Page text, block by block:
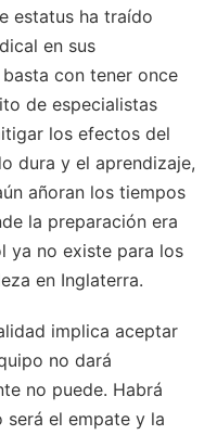
estatus ha traído
en sus
con tener once
de especialistas
los efectos del
dura y el aprendizaje,
añoran los tiempos
la preparación era
ya no existe para los
en Inglaterra.
implica aceptar
no dará
no puede. Habrá
el empate y la